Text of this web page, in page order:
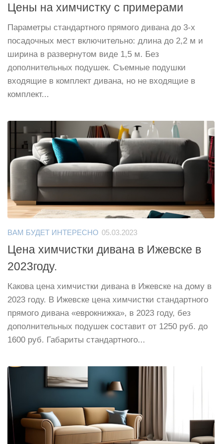
Цены на химчистку с примерами
Параметры стандартного прямого дивана до 3-х
посадочных мест включительно: длина до 2,2 м и
ширина в развернутом виде 1,5 м. Без
дополнительных подушек. Съемные подушки
входящие в комплект дивана, но не входящие в
комплект...
ВАМ БУДЕТ ИНТЕРЕСНО 05.03.2023
Цена химчистки дивана в Ижевске в
2023году.
Какова цена химчистки дивана в Ижевске на дому в
2023 году. В Ижевске цена химчистки стандартного
прямого дивана «еврокнижка», в 2023 году, без
дополнительных подушек составит от 1250 руб. до
1600 руб. Габариты стандартного...